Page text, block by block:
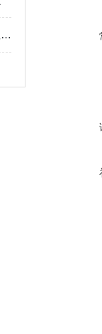
左右开门打包机研发失败，哪些注意事项可以借鉴